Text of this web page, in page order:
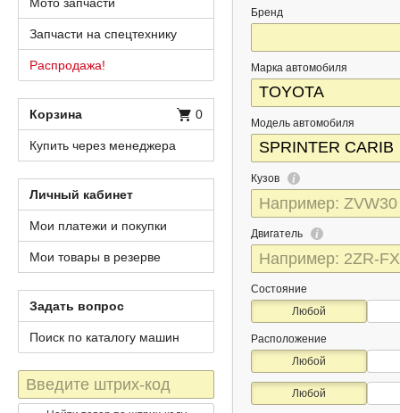
Бренд
Марка автомобиля
Модель автомобиля
Кузов
Двигатель
Состояние
Любой
Расположение
Любой
Любой
Запчасти на спецтехнику
Распродажа!
Корзина 0
Купить через менеджера
Личный кабинет
Мои платежи и покупки
Мои товары в резерве
Задать вопрос
Поиск по каталогу машин
Штрих-
код